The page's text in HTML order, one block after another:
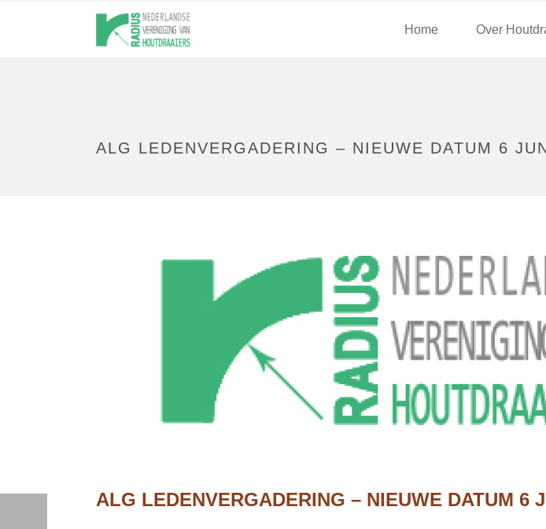
Home Over
ALG LEDENVERGADERING – NIEUWE DATUM 6
ALG LEDENVERGADERING – NIEUWE DATUM 6